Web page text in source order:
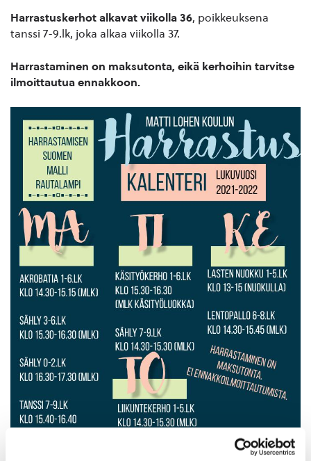
Harrastuskerhot alkavat viikolla 36, poikkeuksena
tanssi 7-9.lk, joka alkaa viikolla 37.
Harrastaminen on maksutonta, eikä kerhoihin tarvitse
ilmoittautua ennakkoon.